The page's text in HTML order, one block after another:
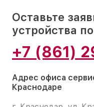
Оставьте
устройства
+7 (861)
Адрес офиса
Краснодаре